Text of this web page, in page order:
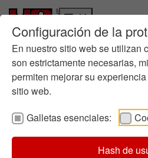
Configuración de la
En nuestro sitio web se utilizan
son estrictamente necesarias,
permiten mejorar su
sitio web.
Galletas esenciales:
Hash de
Ir a la página principal
Skip to page footer
Quiénes somos
Historia
Gestión empresarial
Química en la fundición
Dónde estamos
Informes
Ruta hacia la
Arenas EspecialesCromita